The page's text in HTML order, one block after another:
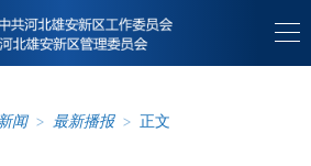
闻 > 最新播报 > 正文